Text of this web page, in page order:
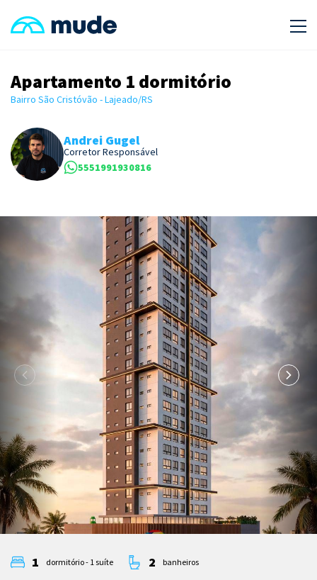
Apartamento 1 dormitório
Bairro São Cristóvão - Lajeado/RS
Andrei Gugel
Corretor Responsável
5551991930816
1 dormitório - 1 suíte 2 banheiros